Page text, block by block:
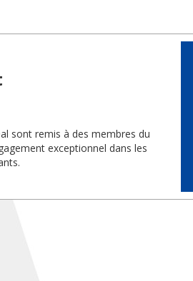
sont remis à des membres du
exceptionnel dans les